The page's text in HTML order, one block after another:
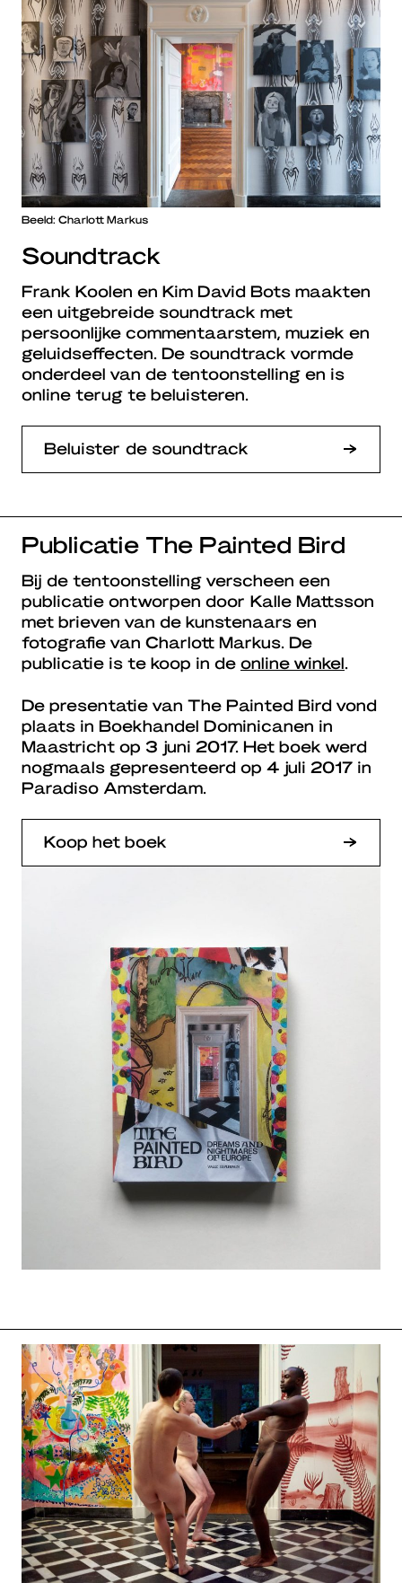
Beeld: Charlott Markus
Soundtrack
Frank Koolen en Kim David Bots maakten
een uitgebreide soundtrack met
persoonlijke commentaarstem, muziek en
geluidseffecten. De soundtrack vormde
onderdeel van de tentoonstelling en is
online terug te beluisteren.
Beluister de soundtrack
Publicatie The Painted Bird
Bij de tentoonstelling verscheen een
publicatie ontworpen door Kalle Mattsson
met brieven van de kunstenaars en
fotografie van Charlott Markus. De
publicatie is te koop in de online winkel.
De presentatie van The Painted Bird vond
plaats in Boekhandel Dominicanen in
Maastricht op 3 juni 2017. Het boek werd
nogmaals gepresenteerd op 4 juli 2017 in
Paradiso Amsterdam.
Koop het boek